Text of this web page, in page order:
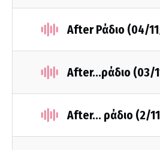
After Ράδιο (04/
After...ράδιο (03/
After... ράδιο (2/